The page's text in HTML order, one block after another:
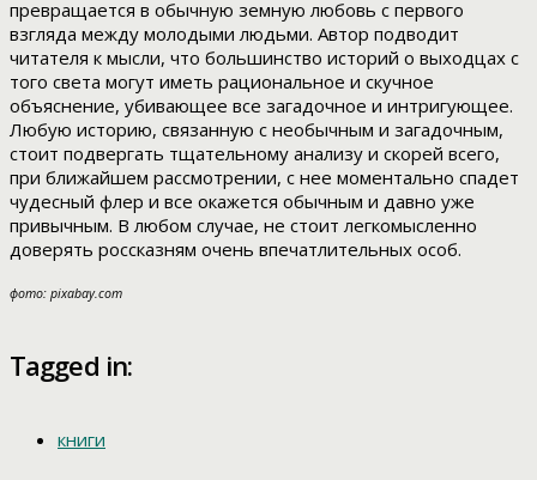
превращается в обычную земную любовь с первого
взгляда между молодыми людьми. Автор подводит
читателя к мысли, что большинство историй о выходцах с
того света могут иметь рациональное и скучное
объяснение, убивающее все загадочное и интригующее.
Любую историю, связанную с необычным и загадочным,
стоит подвергать тщательному анализу и скорей всего,
при ближайшем рассмотрении, с нее моментально спадет
чудесный флер и все окажется обычным и давно уже
привычным. В любом случае, не стоит легкомысленно
доверять россказням очень впечатлительных особ.
фото: pixabay.com
Tagged in:
книги